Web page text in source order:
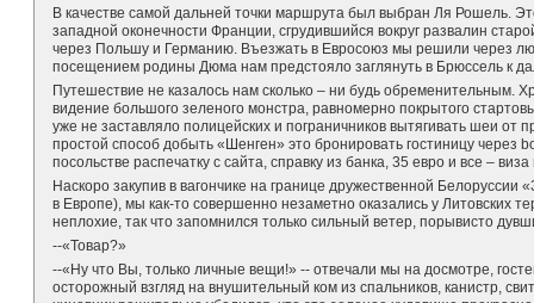
В качестве самой дальней точки маршрута был выбран Ля Рошель.
западной оконечности Франции, сгрудившийся вокруг развалин
через Польшу и Германию. Въезжать в Евросоюз мы решили через
посещением родины Дюма нам предстояло заглянуть в Брюссель к
Путешествие не казалось нам сколько – ни будь обременительным.
видение большого зеленого монстра, равномерно покрытого
уже не заставляло полицейских и пограничников вытягивать шеи от
простой способ добыть «Шенген» это бронировать гостиницу через
посольстве распечатку с сайта, справку из банка, 35 евро и все –
Наскоро закупив в вагончике на границе дружественной Белоруссии
в Европе), мы как-то совершенно незаметно оказались у Литовских
неплохие, так что запомнился только сильный ветер, порывисто
--«Товар?»
--«Ну что Вы, только личные вещи!» -- отвечали мы на досмотре,
осторожный взгляд на внушительный ком из спальников, канистр,